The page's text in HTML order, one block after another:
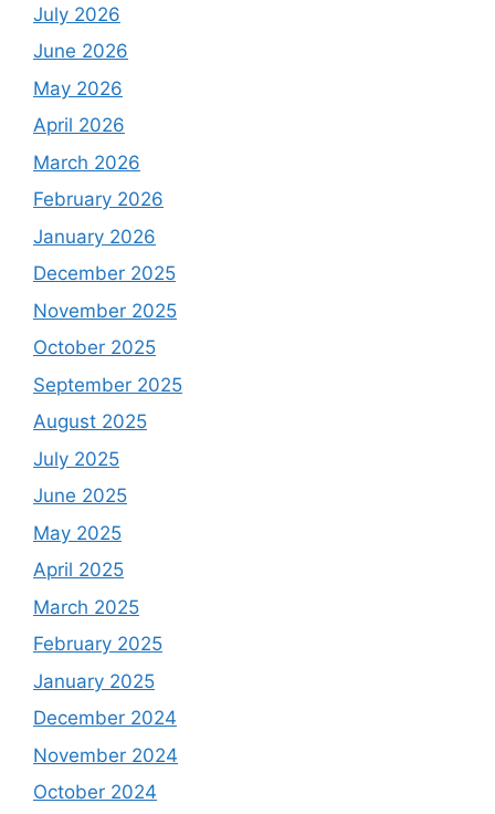
July 2026
June 2026
May 2026
April 2026
March 2026
February 2026
January 2026
December 2025
November 2025
October 2025
September 2025
August 2025
July 2025
June 2025
May 2025
April 2025
March 2025
February 2025
January 2025
December 2024
November 2024
October 2024